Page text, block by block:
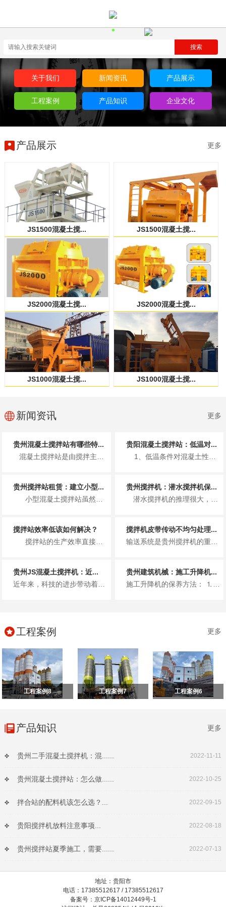
关于我们 新闻资讯 产品展示
工程案例 产品知识 企业文化
产品展示 更多
JS1500混凝土搅... JS1500混凝土搅...
JS2000混凝土搅... JS2000混凝土搅...
JS1000混凝土搅... JS1000混凝土搅...
新闻资讯 更多
贵州混凝土搅拌站有哪些特...
混凝土搅拌站是由搅拌主机、物料称量系统、物料输送系统、物料贮存系统、控制系统五大组成系统和其他...
贵阳混凝土搅拌站：低温对...
1、低温条件对混凝土性能的影响 （1）低温条件对混凝土早期...
贵州搅拌站租赁：建立小型...
小型混凝土搅拌站虽然占地面积不大，生产效率也不是十分高，但是在建立小型混凝土搅...
贵州搅拌机：潜水搅拌机保...
潜水搅拌机的推理很大，使用寿命也长，从而主要被用于污水处理厂这一方面，但是质量再好的搅拌机也需要做好定期的维修保养工作...
搅拌站效率低该如何解决？
搅拌站的生产效率直接决定了单位时间内，混凝土的生产量。同样的时间内，生产的混凝...
搅拌机皮带传动不均匀处理...
输送系统是贵州搅拌机的重要组成部分。如果传送带输送的骨料不均匀，则称骨料体积积聚在传送带上，导致传送带松动或传送带上的聚...
贵州JS混凝土搅拌机：近...
近年来，科技的进步带动着国内的混凝土搅拌机行业的突飞猛进的发展，在改政策之前，我国建设工地的混凝土大都是现场搅拌，使用的...
贵州建筑机械：施工升降机...
施工升降机的保养方法： ⒈每月保养 升降台保养时人员进入升降台内部工作，须吊住升降机防止升降台突然下降而导致人员伤亡...
工程案例 更多
工程案例8 工程案例7 工程案例6
产品知识 更多
贵州二手混凝土搅拌机：混...... 2022-11-11
贵州混凝土搅拌站：怎么做...... 2022-10-25
拌合站的配料机该怎么选？... 2022-09-15
贵阳搅拌机放料注意事项... 2022-08-18
贵州搅拌站夏季施工，需要...... 2022-07-13
地址：贵阳市
电话：17385512617 / 17385512617
备案号：京ICP备14012449号-1